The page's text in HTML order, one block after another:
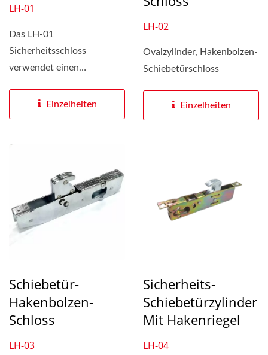
LH-01
Das LH-01
Sicherheitsschloss
verwendet einen
fünflagigem laminiertem
Stahl...
Einzelheiten
LH-02
Ovalzylinder, Hakenbolzen-
Schiebetürschloss
Einzelheiten
Schiebetür-
Hakenbolzen-
Schloss
LH-03
Sicherheits-
Schiebetürzylinder
Mit Hakenriegel
LH-04